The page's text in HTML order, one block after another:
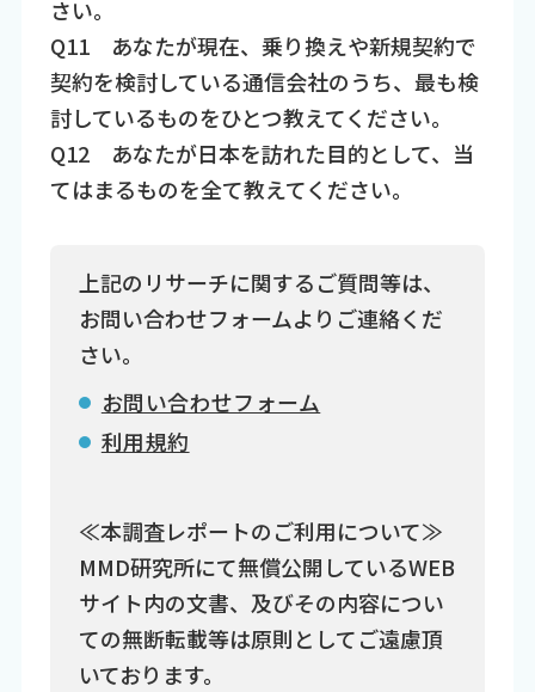
さい。
Q11 あなたが現在、乗り換えや新規契約で
契約を検討している通信会社のうち、最も検
討しているものをひとつ教えてください。
Q12 あなたが日本を訪れた目的として、当
てはまるものを全て教えてください。
上記のリサーチに関するご質問等は、
お問い合わせフォームよりご連絡くだ
さい。
お問い合わせフォーム
利用規約
≪本調査レポートのご利用について≫
MMD研究所にて無償公開しているWEB
サイト内の文書、及びその内容につい
ての無断転載等は原則としてご遠慮頂
いております。